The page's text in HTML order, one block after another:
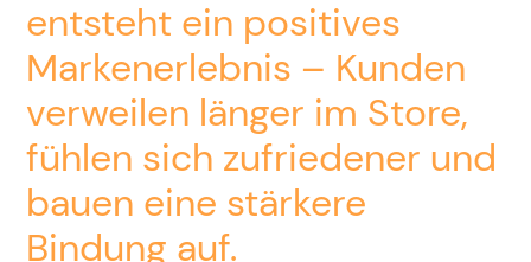
entsteht ein positives
Markenerlebnis – Kunden
verweilen länger im Store,
fühlen sich zufriedener und
bauen eine stärkere
Bindung auf.